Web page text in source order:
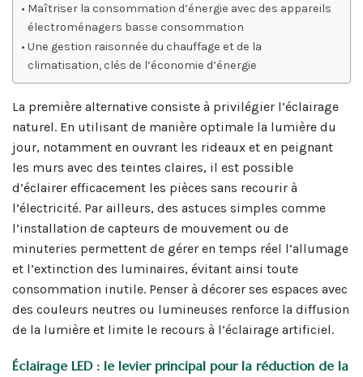
Maîtriser la consommation d’énergie avec des appareils
électroménagers basse consommation
Une gestion raisonnée du chauffage et de la
climatisation, clés de l’économie d’énergie
La première alternative consiste à privilégier l’éclairage
naturel. En utilisant de manière optimale la lumière du
jour, notamment en ouvrant les rideaux et en peignant
les murs avec des teintes claires, il est possible
d’éclairer efficacement les pièces sans recourir à
l’électricité. Par ailleurs, des astuces simples comme
l’installation de capteurs de mouvement ou de
minuteries permettent de gérer en temps réel l’allumage
et l’extinction des luminaires, évitant ainsi toute
consommation inutile. Penser à décorer ses espaces avec
des couleurs neutres ou lumineuses renforce la diffusion
de la lumière et limite le recours à l’éclairage artificiel.
Éclairage LED : le levier principal pour la réduction de la